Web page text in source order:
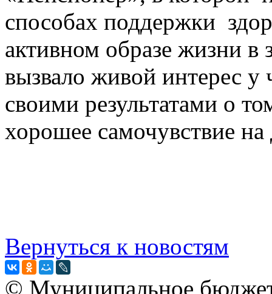
способах поддержки
активном образе жизни в
вызвало живой интерес у
своими результатами о
хорошее самочувствие на
Вернуться к новостям
© Муниципальное